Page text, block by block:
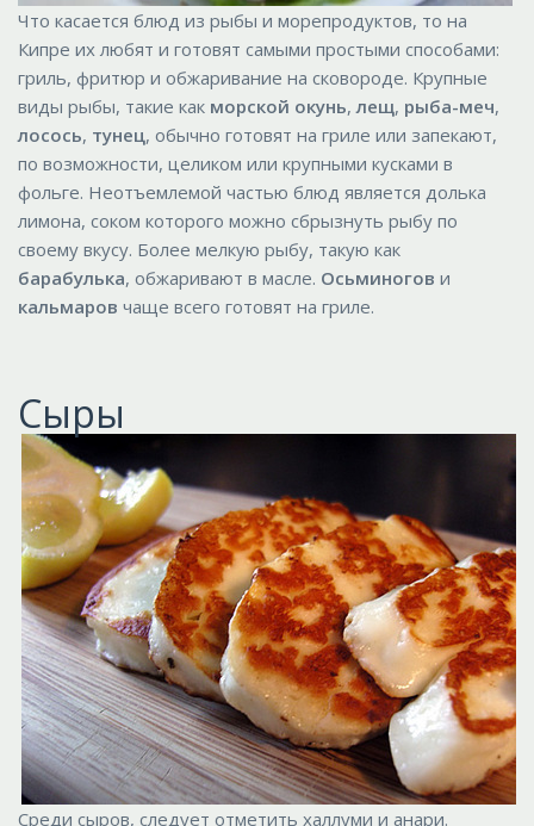
Что касается блюд из рыбы и морепродуктов, то на
Кипре их любят и готовят самыми простыми способами:
гриль, фритюр и обжаривание на сковороде. Крупные
виды рыбы, такие как морской окунь,лещ, рыба-меч,
лосось, тунец, обычно готовят на гриле или запекают,
по возможности, целиком или крупными кусками в
фольге. Неотъемлемой частью блюд является долька
лимона, соком которого можно сбрызнуть рыбу по
своему вкусу. Более мелкую рыбу, такую как
барабулька, обжаривают в масле. Осьминогов и
кальмаров чаще всего готовят на гриле.
Сыры
Среди сыров, следует отметить халлуми и анари.